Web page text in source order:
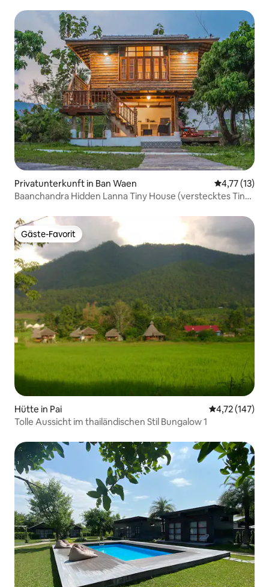
Privatunterkunft in Ban Waen
4,77 (13)
Baanchandra Hidden Lanna Tiny House (verstecktes Tiny
Gäste-Favorit
Gäste-Favorit
Hütte in Pai
4,72 (147)
Tolle Aussicht im thailändischen Stil Bungalow 1